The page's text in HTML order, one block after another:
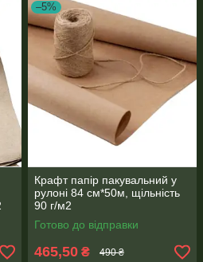
–5%
Крафт папір пакувальний у
рулоні 84 см*50м, щільність
90 г/м2
Готово до відправки
465,50 ₴ 490 ₴